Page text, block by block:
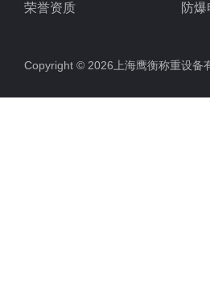
荣誉资质 防
电
电子
Copyright © 2026上海鹰衡称重设